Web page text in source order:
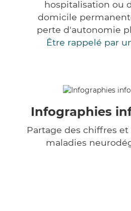
hospitalisation ou
domicile
perte d'autonomie
Être rappelé par
Infographies
Partage des chiffres et
maladies